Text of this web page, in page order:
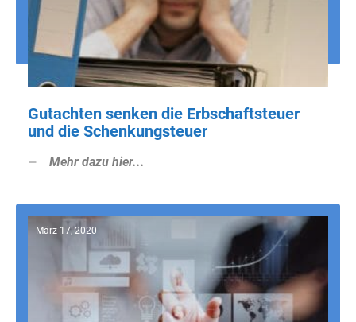
Gutachten senken die Erbschaftsteuer
und die Schenkungsteuer
Mehr dazu hier...
März 17, 2020